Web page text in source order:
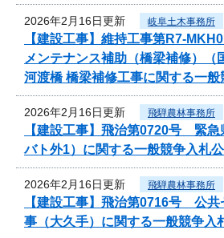
2026年2月16日更新 岐阜土木事務所
【建設工事】維持工事第R7-
メンテナンス補助（橋梁補修）（
河渡橋 橋梁補修工事に関する一般
2026年2月16日更新 飛騨農林事務所
【建設工事】飛治第0720号 緊急
バト外1）に関する一般競争入札
2026年2月16日更新 飛騨農林事務所
【建設工事】飛治第0716号 公
事（大久手）に関する一般競争入